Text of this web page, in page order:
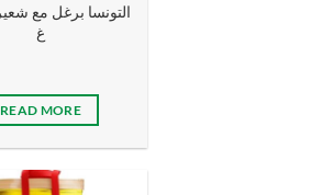
غ
READ MORE